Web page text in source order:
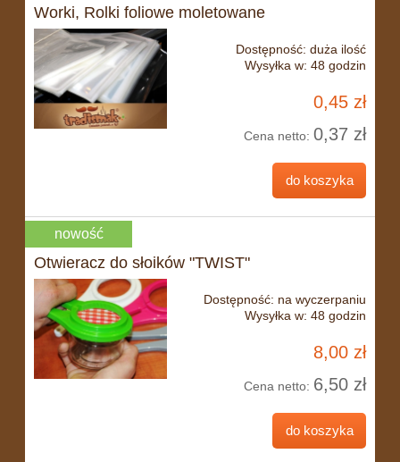
Worki, Rolki foliowe moletowane
Dostępność: duża ilość
Wysyłka w: 48 godzin
0,45 zł
Cena netto: 0,37 zł
do koszyka
Otwieracz do słoików "TWIST"
Dostępność: na wyczerpaniu
Wysyłka w: 48 godzin
8,00 zł
Cena netto: 6,50 zł
do koszyka
nowość